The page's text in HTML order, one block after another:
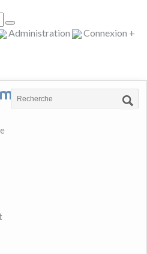
Administration Connexion +